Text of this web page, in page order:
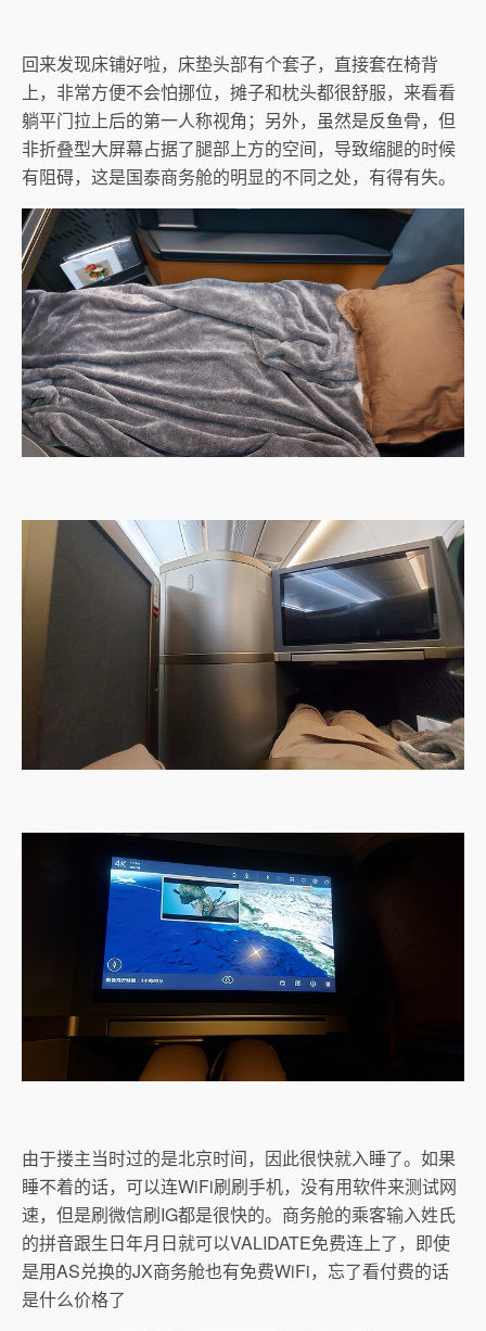
回来发现床铺好啦，床垫头部有个套子，直接套在椅背
上，非常方便不会怕挪位，摊子和枕头都很舒服，来看看
躺平门拉上后的第一人称视角；另外，虽然是反鱼骨，但
非折叠型大屏幕占据了腿部上方的空间，导致缩腿的时候
有阻碍，这是国泰商务舱的明显的不同之处，有得有失。
由于搂主当时过的是北京时间，因此很快就入睡了。如果
睡不着的话，可以连WiFi刷刷手机，没有用软件来测试网
速，但是刷微信刷IG都是很快的。商务舱的乘客输入姓氏
的拼音跟生日年月日就可以VALIDATE免费连上了，即使
是用AS兑换的JX商务舱也有免费WiFi，忘了看付费的话
是什么价格了